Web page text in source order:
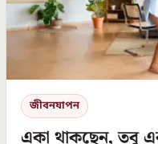
জীবনযাপন
একা থাকছেন, তবু